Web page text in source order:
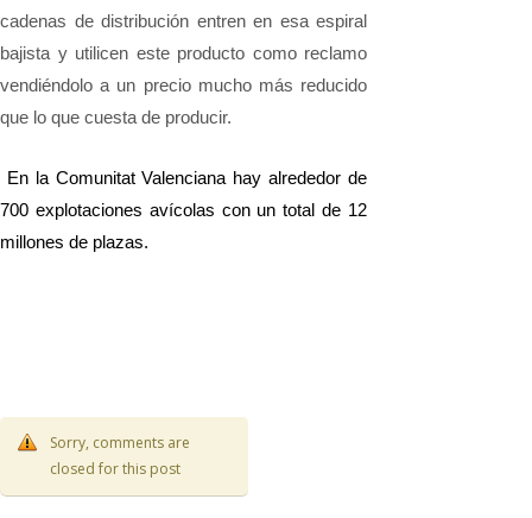
cadenas de distribución entren en esa espiral
bajista y utilicen este producto como reclamo
vendiéndolo a un precio mucho más reducido
que lo que cuesta de producir.
En la Comunitat Valenciana hay alrededor de
700 explotaciones avícolas con un total de 12
millones de plazas.
Sorry, comments are
closed for this post